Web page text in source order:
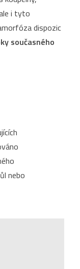
i tyto
dispozic
současného
nebo